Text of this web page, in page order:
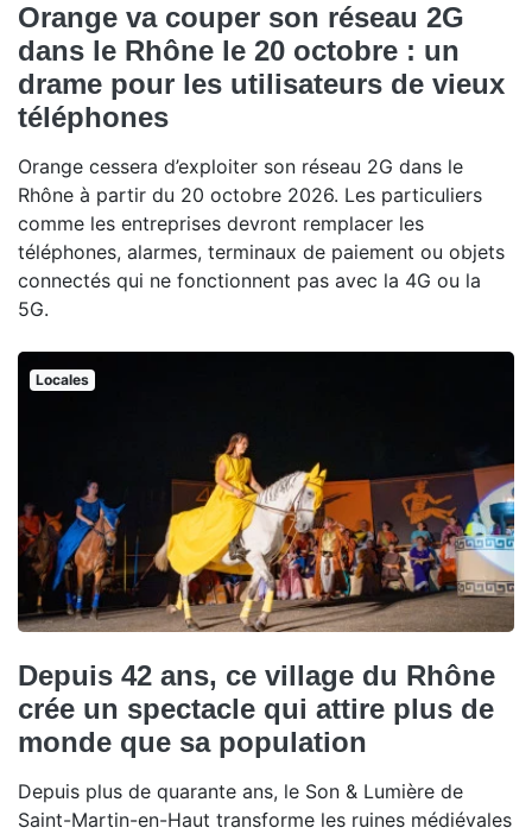
Orange va couper son réseau 2G
dans le Rhône le 20 octobre : un
drame pour les utilisateurs de vieux
téléphones
Orange cessera d’exploiter son réseau 2G dans le
Rhône à partir du 20 octobre 2026. Les particuliers
comme les entreprises devront remplacer les
téléphones, alarmes, terminaux de paiement ou objets
connectés qui ne fonctionnent pas avec la 4G ou la
5G.
Locales
Depuis 42 ans, ce village du Rhône
crée un spectacle qui attire plus de
monde que sa population
Depuis plus de quarante ans, le Son & Lumière de
Saint-Martin-en-Haut transforme les ruines médiévales